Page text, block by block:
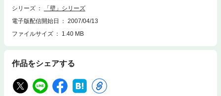
シリーズ
「壁」シリーズ
電子版配信開始日
2007/04/13
ファイルサイズ
1.40 MB
作品をシェアする